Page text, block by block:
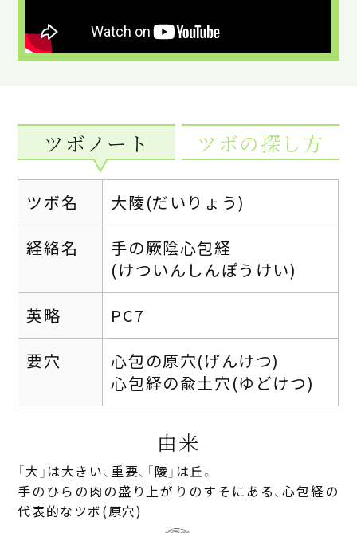
ツボノート ツボの探し方
ツボ名
大陵(だいりょう)
経絡名
手の厥陰心包経
(けついんしんぽうけい)
英略
PC7
要穴
心包の原穴(げんけつ)
心包経の兪土穴(ゆどけつ)
由来
「大」は大きい、重要、「陵」は丘。
手のひらの肉の盛り上がりのすそにある、心包経の
代表的なツボ(原穴)